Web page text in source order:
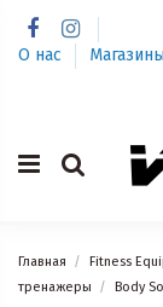
О нас Магазины
Главная Fitness
тренажеры
Body